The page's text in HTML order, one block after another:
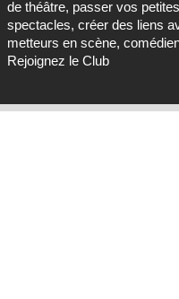
de théâtre, passer vos
spectacles, créer des liens
metteurs en scène,
Rejoignez le Club